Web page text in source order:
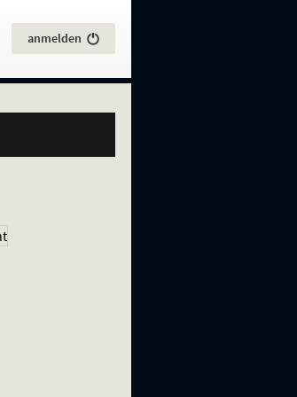
anmelden